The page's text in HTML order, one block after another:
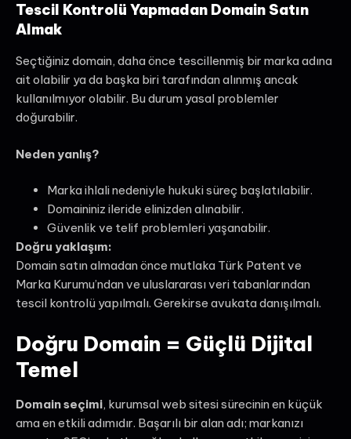
Tescil Kontrolü Yapmadan Domain Satın
Almak
Seçtiğiniz domain, daha önce tescillenmiş bir marka adına
ait olabilir ya da başka biri tarafından alınmış ancak
kullanılmıyor olabilir. Bu durum yasal problemler
doğurabilir.
Neden yanlış?
Marka ihlali nedeniyle hukuki süreç başlatılabilir.
Domaininiz ileride elinizden alınabilir.
Güvenlik ve telif problemleri yaşanabilir.
Doğru yaklaşım:
Domain satın almadan önce mutlaka Türk Patent ve
Marka Kurumu’ndan ve uluslararası veri tabanlarından
tescil kontrolü yapılmalı. Gerekirse avukata danışılmalı.
Doğru Domain = Güçlü Dijital
Temel
Domain seçimi, kurumsal web sitesi sürecinin en küçük
ama en etkili adımıdır. Başarılı bir alan adı; markanızı